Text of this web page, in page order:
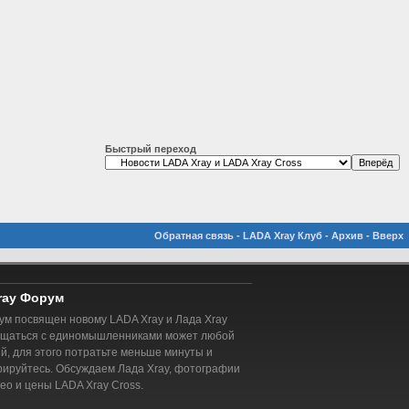
Быстрый переход
Обратная связь - LADA Xray Клуб - Архив - Вверх
Форум
посвящен новому LADA Xray и Лада Xray
с единомышленниками может любой
для этого потратьте меньше минуты и
Обсуждаем Лада Xray, фотографии
и цены LADA Xray Cross.